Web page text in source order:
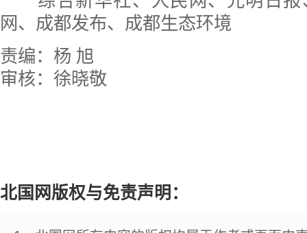
网、成都发布、成都生态环境
责编：杨 旭
审核：徐晓敬
北国网版权与免责声明：